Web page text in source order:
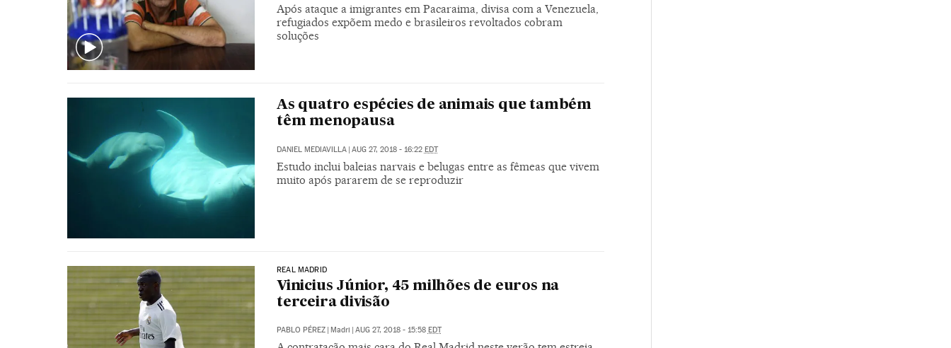
Após ataque a imigrantes em Pacaraima, divisa com a Venezuela,
refugiados expõem medo e brasileiros revoltados cobram
soluções
As quatro espécies de animais que também
têm menopausa
DANIEL MEDIAVILLA | AUG 27, 2018 - 16:22 EDT
Estudo inclui baleias narvais e belugas entre as fêmeas que vivem
muito após pararem de se reproduzir
REAL MADRID
Vinicius Júnior, 45 milhões de euros na
terceira divisão
PABLO PÉREZ Madri AUG 27, 2018 - 15:58 EDT